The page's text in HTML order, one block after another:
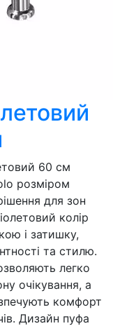
60 см
розміром
для зон
колір
і затишку,
та стилю.
легко
очікування, а
комфорт
Дизайн пуфа